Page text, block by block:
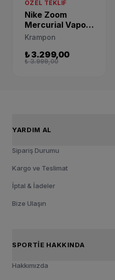
ÖZEL TEKLIF
Nike Zoom
Mercurial Vapor
15 Academy Mg
DJ5617-040
Krampon
₺ 3.299,00
₺ 3.999,00
YARDIM AL
Sipariş Durumu
Kargo ve Teslimat
İptal & İadeler
Bize Ulaşın
SPORTIE HAKKINDA
Hakkımızda